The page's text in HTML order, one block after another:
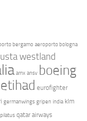
bergamo aeroporto bologna
westland
amx ansv boeing
etihad eurofighter
germanwings gripen india klm
pilatus qatar airways